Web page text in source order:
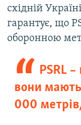
східній
гарантує, що
оборонною
PSRL
вони
000